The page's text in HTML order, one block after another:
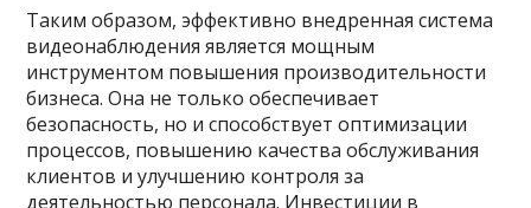
Таким образом, эффективно внедренная система
видеонаблюдения является мощным
инструментом повышения производительности
бизнеса. Она не только обеспечивает
безопасность, но и способствует оптимизации
процессов, повышению качества обслуживания
клиентов и улучшению контроля за
деятельностью персонала. Инвестиции в